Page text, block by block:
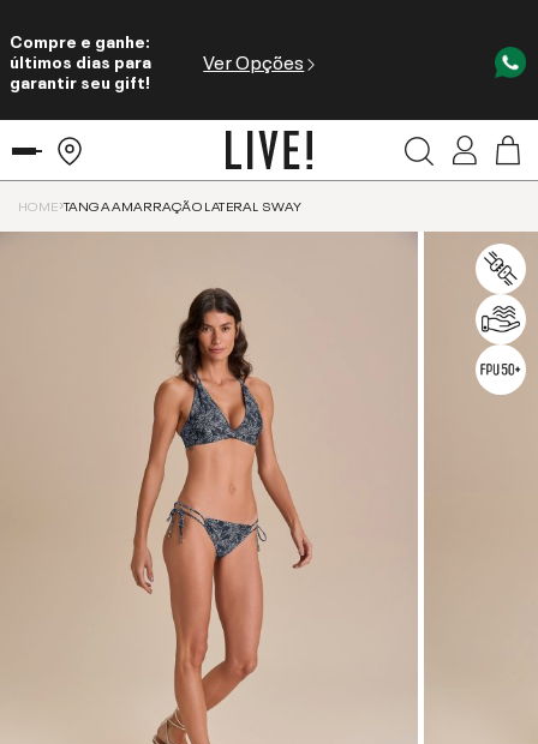
Compre e ganhe:
últimos dias para
garantir seu gift!
Ver Opções
HOME TANGA AMARRAÇÃO LATERAL SWAY